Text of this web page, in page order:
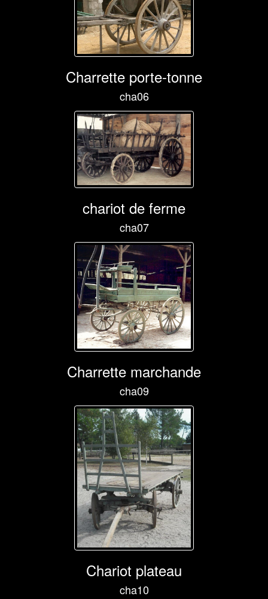
Charrette porte-tonne
cha06
chariot de ferme
cha07
Charrette marchande
cha09
Chariot plateau
cha10